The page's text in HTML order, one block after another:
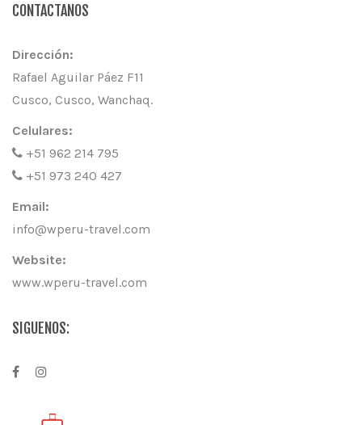
CONTACTANOS
Dirección:
Rafael Aguilar Páez F11
Cusco, Cusco, Wanchaq.
Celulares:
+51 962 214 795
+51 973 240 427
Email:
info@wperu-travel.com
Website:
www.wperu-travel.com
SIGUENOS: